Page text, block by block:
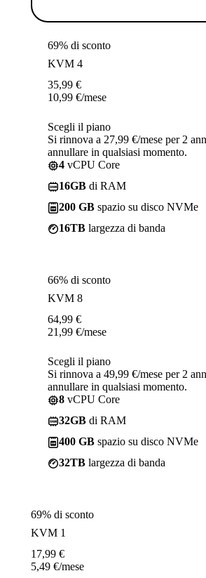
69% di sconto
KVM 4
35,99 €
10,99 €/mese
Scegli il piano
Si rinnova a 27,99 €/mese per 2
annullare in qualsiasi momento.
4 vCPU Core
16GB di RAM
200 GB spazio su disco NVMe
16TB largezza di banda
66% di sconto
KVM 8
64,99 €
21,99 €/mese
Scegli il piano
Si rinnova a 49,99 €/mese per 2
annullare in qualsiasi momento.
8 vCPU Core
32GB di RAM
400 GB spazio su disco NVMe
32TB largezza di banda
69% di sconto
KVM 1
17,99 €
5,49 €/mese